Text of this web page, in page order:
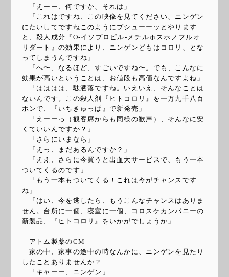
「えーー、何ですか、それは」
「これはですね、この映像を見てください、ニンゲン
にたいしてですねこのようにブシューーッとやります
と、殺人成分『O-イソプロピル-メチルホスホノフルオ
リダート』の効果により、ニンゲンどもはコロリ、とな
ってしまうんですね」
「へ〜、なるほど、すごいですね〜。でも、こんなに
効果が高いということは、お値段も高価なんですよね」
「はははは、駄洒落ですね。いえいえ、そんなことは
ないんです。この殺人剤『ヒトコロリ』を一万九千八百
ポンで、『いちきゅっぱ』で新発売」
「えーーっ（観客席からも同様の歓声）、そんなに安
くていいんですか？」
「さらにいまなら」
「えっ、まだあるんですか？」
「ええ、さらに今買うと出血大サービスで、もう一本
ついてくるのです」
「もう一本もついてくる！これは今がチャンスです
ね」
「はい、今を逃したら、もうこんなチャンスはありま
せん。台所に一個、寝室に一個、コロスケカンパニーの
新製品、『ヒトコロリ』をいかがでしょうか」
アトム製薬のCM
家の中、家事の途中の時なんかに、ニンゲンを見たり
したことありませんか？
「キャーー、ニンゲン」